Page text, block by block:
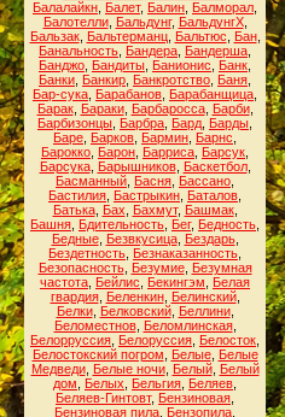
Балалайкн Балет, Балин Балморал
Балотелли, Бальдунг, БальдунгХ,
Бальзак, Бальтерманц, Бальтюс Бан,
Банальность Бандера Бандерша
Банджо Бандиты Банионис Банк
Банки Банкир Банкротство Баня
Бар-сука Барабанов Барабанщица
Барак, Бараки, Барбаросса, Барби,
Барбизонцы Барбра Бард Барды
Баре Барков Бармин Барнс
Барокко Барон Барриса Барсук
Барсука, Барышников, Баскетбол,
Басманный Басня Бассано
Бастилия Бастрыкин Баталов
Батька, Бах Бахмут, Башмак,
Башня Бдительность Бег, Бедность
Бедные, Безвкусица, Бездарь,
Бездетность Безнаказанность
Безопасность, Безумие, Безумная
частота Бейлис Бекингэм
Белая
гвардия, Беленкин, Белинский,
Белки, Белковский, Беллини,
Беломестнов, Беломлинская,
Белорруссия Белоруссия Белосток
Белостокский погром
Белые, Белые
Медведи, Белые ночи, Белый, Белый
дом
Белых Бельгия Беляев
Беляев-Гинтовт, Бензиновая
Бензиновая пила Бензопила